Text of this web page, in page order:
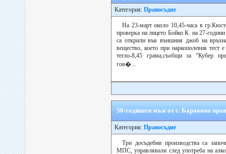
Категория: Правосъдие
На 23-март около 10,45-часа в
проверка на лицето Бойко К. на 27-
са открили във външния джоб на
вещество, което при наркополевия тест
тегло-8,45 грама,съобщи за “Кубер
гов�...
50-годишен мъж от с. Бараково
Категория: Правосъдие
Три досъдебни производства са
МПС, управлявали след употреба на